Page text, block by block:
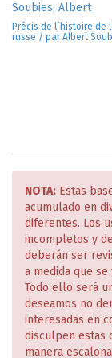
Soubies, Albert
Précis de l´histoire de
russe / par Albert
NOTA: Estas
acumulado en
diferentes. Los
incompletos y
deberán ser
a medida que
Todo ello será
deseamos no
interesadas en
disculpen estas
manera